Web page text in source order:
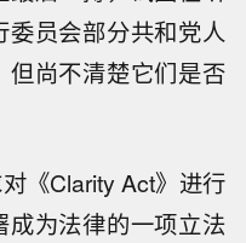
员会部分共和党人
尚不清楚它们是否
《Clarity Act》进行
为法律的一项立法